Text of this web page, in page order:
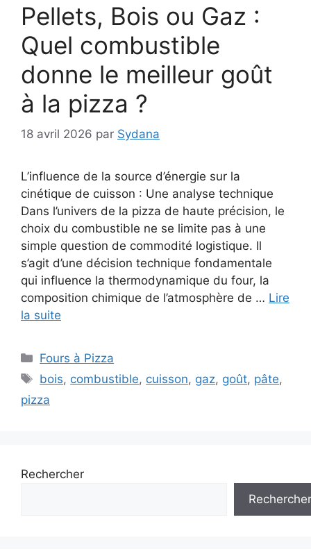
Pellets, Bois ou Gaz :
Quel combustible
donne le meilleur goût
à la pizza ?
18 avril 2026 par Sydana
L’influence de la source d’énergie sur la
cinétique de cuisson : Une analyse technique
Dans l’univers de la pizza de haute précision, le
choix du combustible ne se limite pas à une
simple question de commodité logistique. Il
s’agit d’une décision technique fondamentale
qui influence la thermodynamique du four, la
composition chimique de l’atmosphère de … Lire
la suite
Catégories
Fours à Pizza
Étiquettes
bois, combustible, cuisson, gaz, goût, pâte,
pizza
Rechercher
Rechercher